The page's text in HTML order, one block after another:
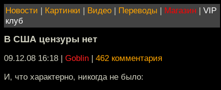
Новости | Картинки | Видео | Переводы | Магазин | VIP
клуб
В США цензуры нет
09.12.08 16:18 | Goblin | 462 комментария
И, что характерно, никогда не было: